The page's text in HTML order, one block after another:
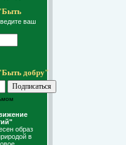
ваш
добру"
образ
в